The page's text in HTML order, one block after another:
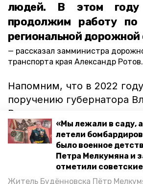
«Мы лежали в саду,
летели
было военное
Петра Мелкумяна и
отметили
Житель Будённовска Пётр
людей. В этом
продолжим работу по
региональной дорожной
рассказал замминистра
транспорта края Александр Ротов.
Напомним, что в 2022
поручению губернатора
Владимирова значительная
краевого бюджета
ремонт и строительство
цели выделили более 12